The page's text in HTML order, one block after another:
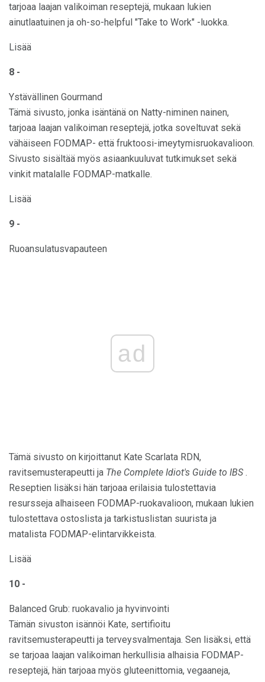
tarjoaa laajan valikoiman reseptejä, mukaan lukien
ainutlaatuinen ja oh-so-helpful "Take to Work" -luokka.
Lisää
8 -
Ystävällinen Gourmand
Tämä sivusto, jonka isäntänä on Natty-niminen nainen,
tarjoaa laajan valikoiman reseptejä, jotka soveltuvat sekä
vähäiseen FODMAP- että fruktoosi-imeytymisruokavalioon.
Sivusto sisältää myös asiaankuuluvat tutkimukset sekä
vinkit matalalle FODMAP-matkalle.
Lisää
9 -
Ruoansulatusvapauteen
ad
Tämä sivusto on kirjoittanut Kate Scarlata RDN,
ravitsemusterapeutti ja The Complete Idiot's Guide to IBS .
Reseptien lisäksi hän tarjoaa erilaisia ​​tulostettavia
resursseja alhaiseen FODMAP-ruokavalioon, mukaan lukien
tulostettava ostoslista ja tarkistuslistan suurista ja
matalista FODMAP-elintarvikkeista.
Lisää
10 -
Balanced Grub: ruokavalio ja hyvinvointi
Tämän sivuston isännöi Kate, sertifioitu
ravitsemusterapeutti ja terveysvalmentaja. Sen lisäksi, että
se tarjoaa laajan valikoiman herkullisia alhaisia ​​FODMAP-
reseptejä, hän tarjoaa myös gluteenittomia, vegaaneja,